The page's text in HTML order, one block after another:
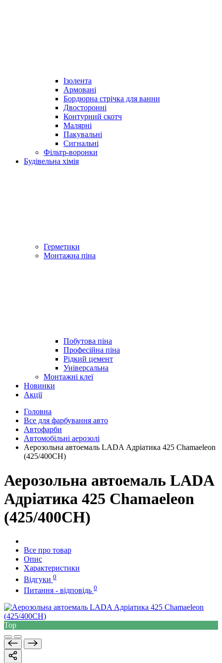
Ізолента
Армовані
Бордюрна стрічка для ванни
Двосторонні
Контурний скотч
Малярні
Пакувальні
Сигнальні
Фільтр-воронки
Будівельна хімія
Герметики
Монтажна піна
Побутова піна
Професійна піна
Рідкий цемент
Універсальна
Монтажні клеї
Новинки
Акції
Головна
Все для фарбування авто
Автофарби
Автомобільні аерозолі
Аерозольна автоемаль LADA Адріатика 425 Chamaeleon
(425/400CH)
Аерозольна автоемаль LADA
Адріатика 425 Chamaeleon
(425/400CH)
Все про товар
Опис
Характеристики
Відгуки 0
Питання - відповідь 0
Top